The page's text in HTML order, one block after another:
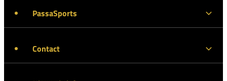
PassaSports
Contact